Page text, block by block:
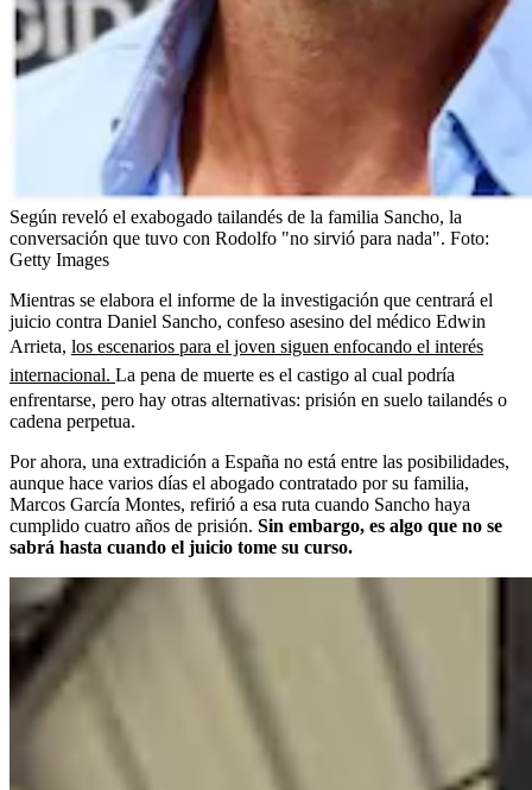
Según reveló el exabogado tailandés de la familia Sancho, la
conversación que tuvo con Rodolfo "no sirvió para nada". Foto:
Getty Images
Mientras se elabora el informe de la investigación que centrará el
juicio contra Daniel Sancho, confeso asesino del médico Edwin
Arrieta, los escenarios para el joven siguen enfocando el interés
internacional. La pena de muerte es el castigo al cual podría
enfrentarse, pero hay otras alternativas: prisión en suelo tailandés o
cadena perpetua.
Por ahora, una extradición a España no está entre las posibilidades,
aunque hace varios días el abogado contratado por su familia,
Marcos García Montes, refirió a esa ruta cuando Sancho haya
cumplido cuatro años de prisión. Sin embargo, es algo que no se
sabrá hasta cuando el juicio tome su curso.